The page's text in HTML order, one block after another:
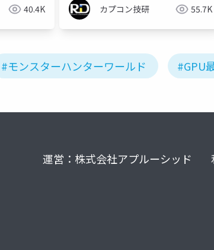
40.4K カプコン技研 55.7K
#モンスターハンターワールド #GPU
運営：株式会社アプルーシッド